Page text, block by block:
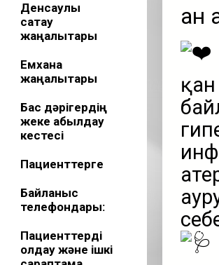
Денсаулық
сақтау
жаңалықтары
Емхана
жаңалықтары
Бас дәрігердің
жеке қабылдау
кестесі
Пациенттерге
Байланыс
телефондары:
Пациенттерді
қолдау және ішкі